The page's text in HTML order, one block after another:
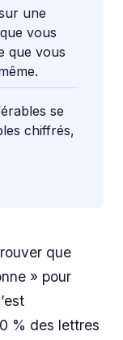
une
vous
que vous
se
chiffrés,
que
» pour
% des lettres